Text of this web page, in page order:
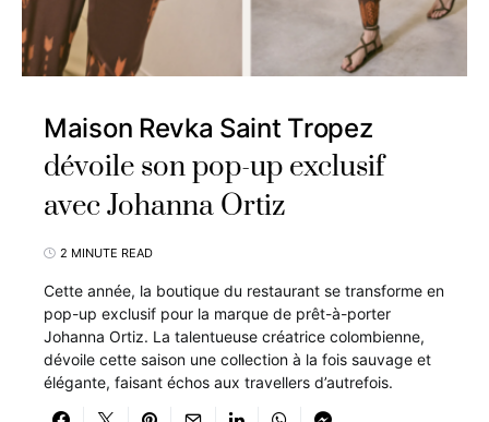
Maison Revka Saint Tropez
dévoile son pop-up exclusif
avec Johanna Ortiz
2 MINUTE READ
Cette année, la boutique du restaurant se transforme en
pop-up exclusif pour la marque de prêt-à-porter
Johanna Ortiz. La talentueuse créatrice colombienne,
dévoile cette saison une collection à la fois sauvage et
élégante, faisant échos aux travellers d’autrefois.